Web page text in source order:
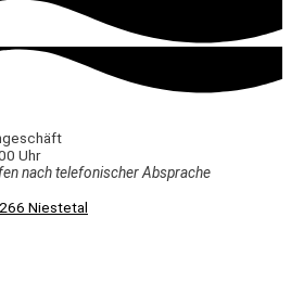
Uhr
nach telefonischer Absprache
Niestetal